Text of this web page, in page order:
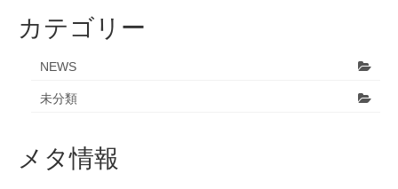
カテゴリー
NEWS
未分類
メタ情報